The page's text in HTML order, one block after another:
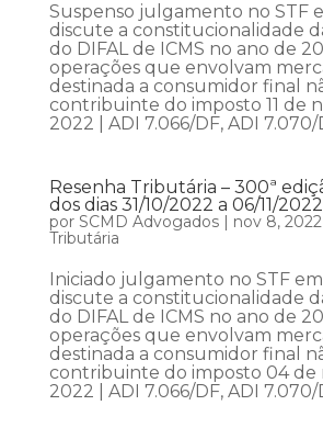
Suspenso julgamento no STF
discute a constitucionalidade
do DIFAL de ICMS no ano de
operações que envolvam
destinada a consumidor final
contribuinte do imposto 11 de
2022 | ADI 7.066/DF, ADI 7.070/
Resenha Tributária – 300ª
dos dias 31/10/2022 a 06/11/2022
por SCMD Advogados| nov 8, 2022
Tributária
Iniciado julgamento no STF
discute a constitucionalidade
do DIFAL de ICMS no ano de
operações que envolvam
destinada a consumidor final
contribuinte do imposto 04 de
2022 | ADI 7.066/DF, ADI 7.070/